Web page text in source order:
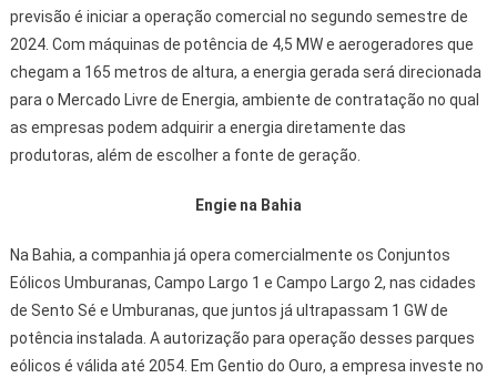
previsão é iniciar a operação comercial no segundo semestre de
2024. Com máquinas de potência de 4,5 MW e aerogeradores que
chegam a 165 metros de altura, a energia gerada será direcionada
para o Mercado Livre de Energia, ambiente de contratação no qual
as empresas podem adquirir a energia diretamente das
produtoras, além de escolher a fonte de geração.
Engie na Bahia
Na Bahia, a companhia já opera comercialmente os Conjuntos
Eólicos Umburanas, Campo Largo 1 e Campo Largo 2, nas cidades
de Sento Sé e Umburanas, que juntos já ultrapassam 1 GW de
potência instalada. A autorização para operação desses parques
eólicos é válida até 2054. Em Gentio do Ouro, a empresa investe no